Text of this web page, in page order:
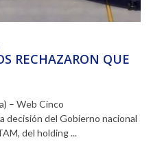
RECHAZARON QUE
PABLO, CÓRDOBA Y
– Web Cinco
decisión del Gobierno nacional
del holding ...